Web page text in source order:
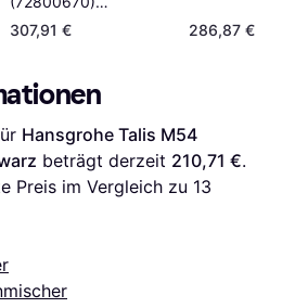
Mattschwarz
307,91 €
286,87 €
Hansgrohe Talis M54
beträgt derzeit 210,71 €.
Preis im Vergleich zu 13